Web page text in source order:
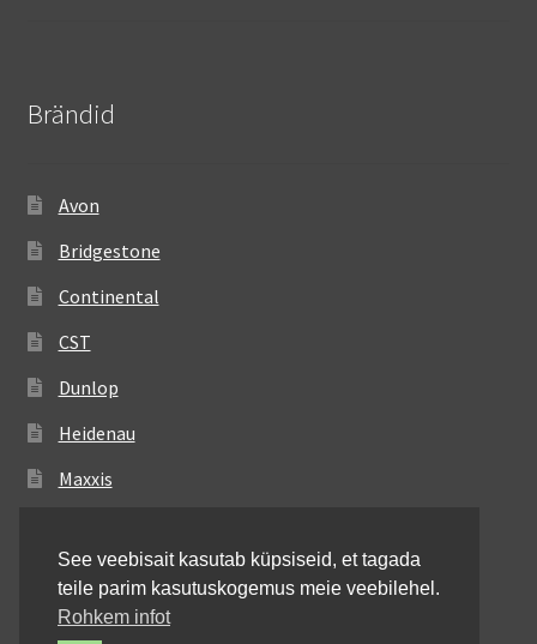
Brändid
Avon
Bridgestone
Continental
CST
Dunlop
Heidenau
Maxxis
Michelin
Mitas
See veebisait kasutab küpsiseid, et tagada
teile parim kasutuskogemus meie veebilehel.
Rohkem infot